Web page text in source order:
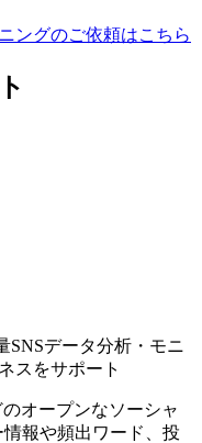
ングのご依頼はこちら
SNSデータ分析・モニ
スをサポート
のオープンなソーシャ
報や頻出ワード、投